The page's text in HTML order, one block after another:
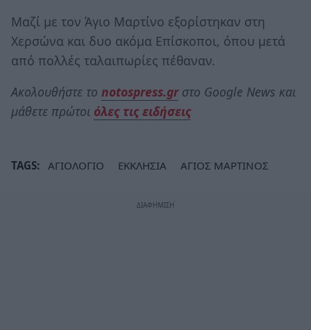
Μαζί με τον Άγιο Μαρτίνο εξορίστηκαν στη
Χερσώνα και δυο ακόμα Επίσκοποι, όπου μετά
από πολλές ταλαιπωρίες πέθαναν.
Ακολουθήστε το notospress.grστο Google News και
μάθετε πρώτοι όλες τις ειδήσεις
TAGS: ΑΓΙΟΛΟΓΙΟ ΕΚΚΛΗΣΙΑ ΑΓΙΟΣ ΜΑΡΤΙΝΟΣ